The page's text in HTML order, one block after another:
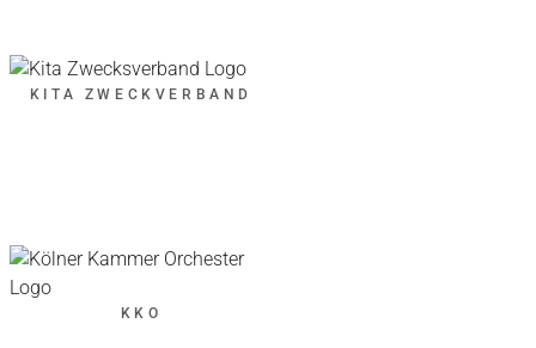
KITA ZWECKVERBAND
KKO